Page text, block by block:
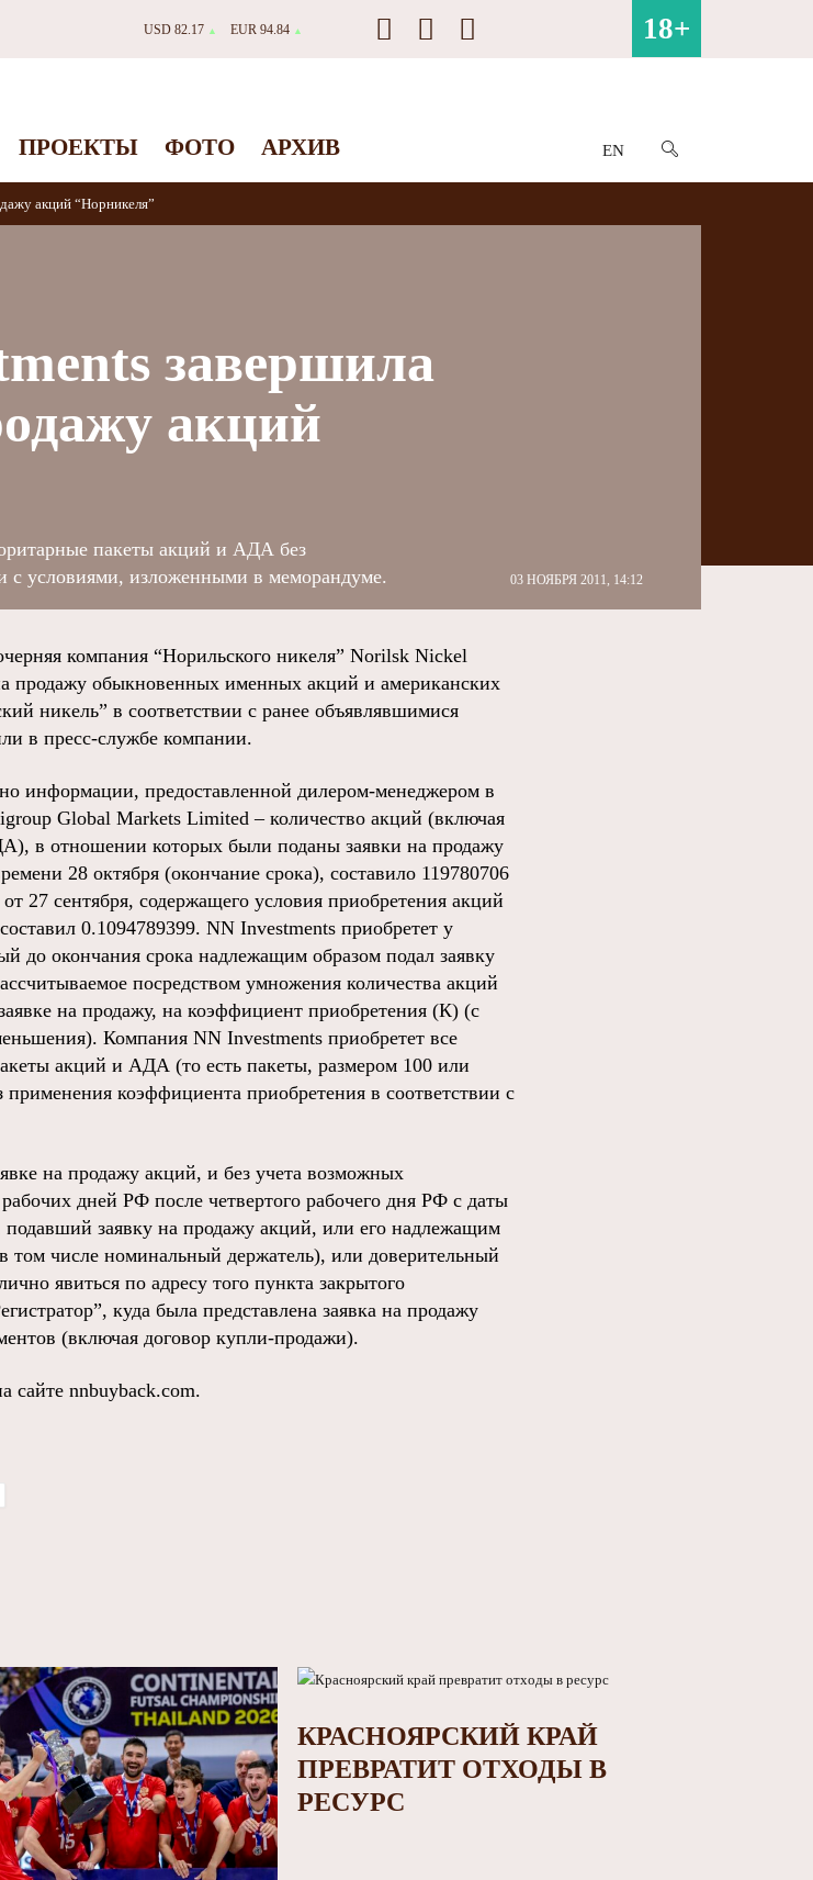
USD 82.17 ▲ EUR 94.84 ▲ 18+
ПРОЕКТЫ ФОТО АРХИВ EN
акций “Норникеля”
завершила
акций
03 НОЯБРЯ 2011, 14:12
пакеты акций и АДА без
с условиями, изложенными в меморандуме.
компания “Норильского никеля” Norilsk Nickel
продажу обыкновенных именных акций и американских
никель” в соответствии с ранее объявлявшимися
в пресс-службе компании.
информации, предоставленной дилером-менеджером в
Global Markets Limited – количество акций (включая
в отношении которых были поданы заявки на продажу
28 октября (окончание срока), составило 119780706
27 сентября, содержащего условия приобретения акций
0.1094789399. NN Investments приобретет у
до окончания срока надлежащим образом подал заявку
посредством умножения количества акций
на продажу, на коэффициент приобретения (К) (с
Компания NN Investments приобретет все
акций и АДА (то есть пакеты, размером 100 или
коэффициента приобретения в соответствии с
на продажу акций, и без учета возможных
дней РФ после четвертого рабочего дня РФ с даты
заявку на продажу акций, или его надлежащим
том числе номинальный держатель), или доверительный
явиться по адресу того пункта закрытого
куда была представлена заявка на продажу
(включая договор купли-продажи).
сайте nnbuyback.com.
КРАСНОЯРСКИЙ КРАЙ
ПРЕВРАТИТ ОТХОДЫ В
РЕСУРС